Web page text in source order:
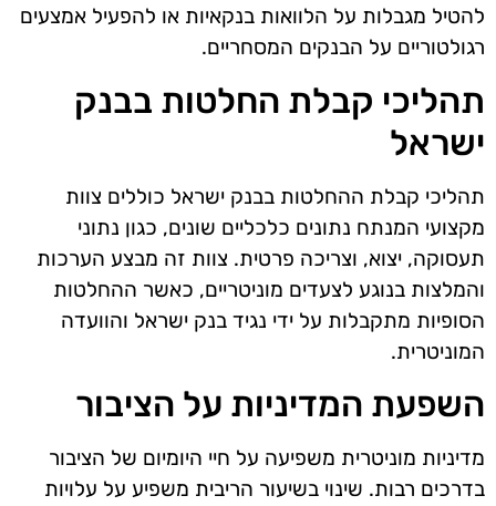
להטיל מגבלות על הלוואות בנקאיות או להפעיל אמצעים
רגולטוריים על הבנקים המסחריים.
תהליכי קבלת החלטות בבנק
ישראל
תהליכי קבלת ההחלטות בבנק ישראל כוללים צוות
מקצועי המנתח נתונים כלכליים שונים, כגון נתוני
תעסוקה, יצוא, וצריכה פרטית. צוות זה מבצע הערכות
והמלצות בנוגע לצעדים מוניטריים, כאשר ההחלטות
הסופיות מתקבלות על ידי נגיד בנק ישראל והוועדה
המוניטרית.
השפעת המדיניות על הציבור
מדיניות מוניטרית משפיעה על חיי היומיום של הציבור
בדרכים רבות. שינוי בשיעור הריבית משפיע על עלויות